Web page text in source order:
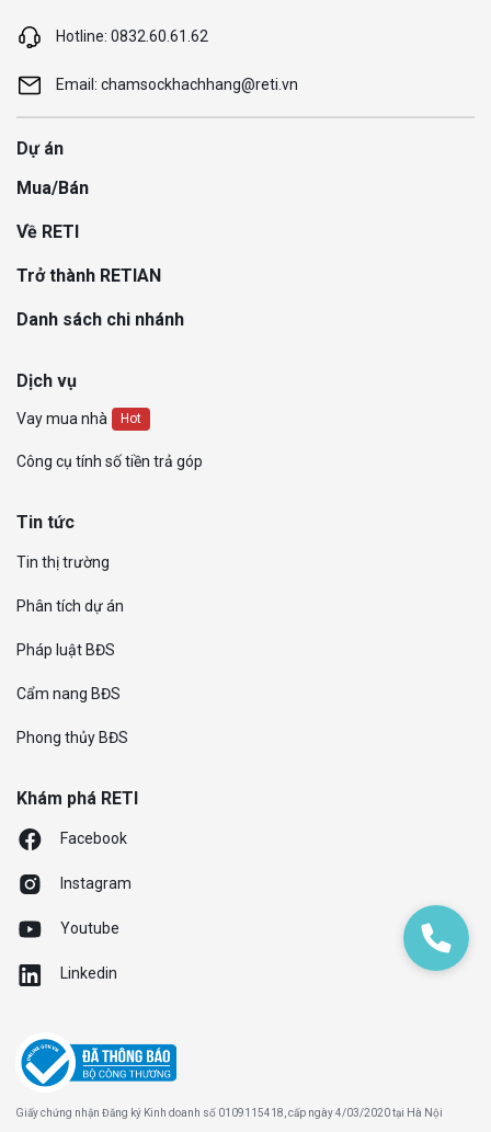
Hotline: 0832.60.61.62
Email: chamsockhachhang@reti.vn
Dự án
Mua/Bán
Về RETI
Trở thành RETIAN
Danh sách chi nhánh
Dịch vụ
Vay mua nhà Hot
Công cụ tính số tiền trả góp
Tin tức
Tin thị trường
Phân tích dự án
Pháp luật BĐS
Cẩm nang BĐS
Phong thủy BĐS
Khám phá RETI
Facebook
Instagram
Youtube
Linkedin
Giấy chứng nhận Đăng ký Kinh doanh số 0109115418, cấp ngày 4/03/2020 tại Hà Nội